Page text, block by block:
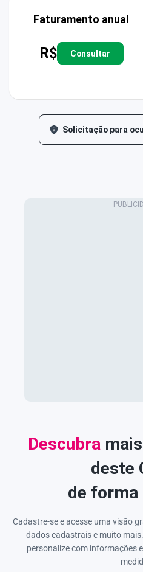
Faturamento anual
R$ Consultar
Solicitação para
Descubra
deste
de
Cadastre-se e acesse uma visão
dados cadastrais e muito
personalize com informações